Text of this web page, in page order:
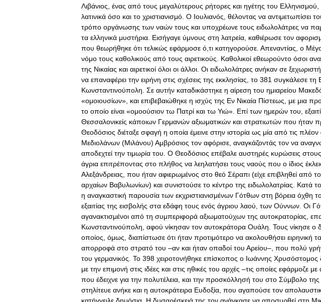
Λιβάνιος ένας από τους μεγαλύτερους ρήτορες και ηγέτης του Ελληνισμού
λατινικά όσο και το χριστιανισμό Ο Ιουλιανός θέλοντας να αντιμετωπίσει
τρόπο οργάνωσης των ναών τους και υποχρέωνε τους ειδωλολάτρες να
τα ελληνικά μυστήρια Εισήγαγε ύμνους στη λατρεία καθιέρωσε τον
που θεωρήθηκε ότι τελικώς εφάρμοσε ό τι κατηγορούσε Απεναντίας ο
νόμο τους καθολικούς από τους αιρετικούς Καθολικοί εθεωρούντο όσοι
της Νικαίας και αιρετικοί όλοι οι άλλοι Οι ειδωλολάτρες ανήκαν σε ξεχωριστή
να επαναφέρει την ειρήνη στις σχέσεις της εκκλησίας το 381 συγκάλεσε τη
Κωνσταντινούπολη Σε αυτήν καταδικάστηκε η αίρεση του ημιαρείου
«ομοιουσίων», και επιβεβαιώθηκε η ισχύς της Εν Νικαία Πίστεως με μια
το οποίο είναι «ομοούσιον τω Πατρί και τω Υιώ». Επί των ημερών του
Θεσσαλονικείς κάποιων Γερμανών αξιωματικών και στρατιωτών που ήταν
Θεοδόσιος διέταξε σφαγή η οποία έμεινε στην ιστορία ως μία από τις πλέον
Μεδιολάνων (Μιλάνου) Αμβρόσιος τον αφόρισε αναγκάζοντάς τον να
αποδεχτεί την τιμωρία του Ο Θεοδόσιος επέβαλε αυστηρές κυρώσεις στους
άγρια επιτρέποντας στο πλήθος να λεηλατήσει τους ναούς που ο ίδιος
Αλεξάνδρειας που ήταν αφιερωμένος στο θεό Σέραπι (είχε επιβληθεί από
αρχαίων Βαβυλωνίων) και συνιστούσε το κέντρο της ειδωλολατρίας Κατά
η αναγκαστική παρουσία των εκχριστιανισμένων Γότθων στη βόρεια όχθη
εξαιτίας της εισβολής στα εδάφη τους ενός άγριου λαού των Ούννων Οι
αγανακτισμένοι από τη συμπεριφορά αξιωματούχων της αυτοκρατορίας
Κωνσταντινούπολη αφού νίκησαν τον αυτοκράτορα Ουάλη Τους νίκησε ο
οποίος όμως διαπίστωσε ότι ήταν προτιμότερο να ακολουθήσει ειρηνική
απορροφά στο στρατό του –αν και ήταν οπαδοί του Αρείου–, που πολύ
του γερμανικός Το 398 χειροτονήθηκε επίσκοπος ο Ιωάννης Χρυσόστομος
με την επιμονή στις ιδέες και στις ηθικές του αρχές –τις οποίες εφάρμοζε με
που έδειχνε για την πολυτέλεια και την προσκόλλησή του στο Σύμβολο της
στηλίτευε ανήκε και η αυτοκράτειρα Ευδοξία που αγαπούσε τον